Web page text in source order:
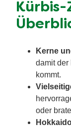
Kerne
damit der
kommt.
oder